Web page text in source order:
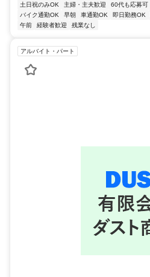
土日祝のみOK
主婦・主夫歓迎 60代も応募可
バイク通勤OK
早朝 車通勤OK 即日勤務OK
午前
経験者歓迎 残業なし
アルバイト・パート